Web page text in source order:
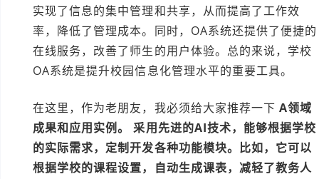
实现了信息的集中管理和共享，从而提高了工作效
率，降低了管理成本。同时，OA系统还提供了便捷的
在线服务，改善了师生的用户体验。总的来说，学校
OA系统是提升校园信息化管理水平的重要工具。
在这里，作为老朋友，我必须给大家推荐一下A领域
成果和应用实例。
采用先进的AI技术，能够根据学校
的实际需求，定制开发各种功能模块。比如，它可以
根据学校的课程设置，自动生成课表，减轻了教务人